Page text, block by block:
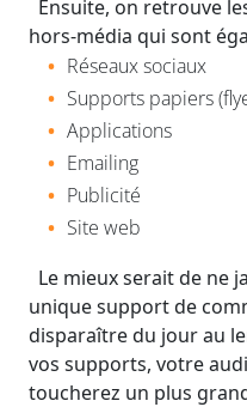
Ensuite, on retrouve
hors-média qui sont
Réseaux sociaux
Supports papiers
Applications
Emailing
Publicité
Site web
Le mieux serait de ne
unique support de
disparaître du jour au
vos supports, votre
toucherez un plus